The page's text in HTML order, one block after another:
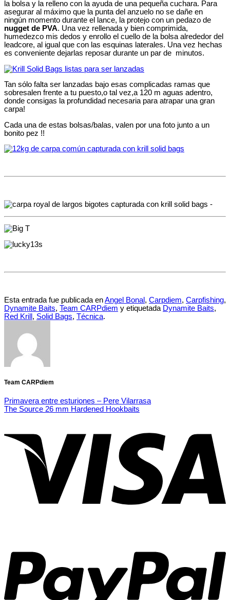
la bolsa y la relleno con la ayuda de una pequeña cuchara. Para
asegurar al máximo que la punta del anzuelo no se dañe en
ningún momento durante el lance, la protejo con un pedazo de
nugget de PVA. Una vez rellenada y bien comprimida,
humedezco mis dedos y enrollo el cuello de la bolsa alrededor del
leadcore, al igual que con las esquinas laterales. Una vez hechas
es conveniente dejarlas reposar durante un par de minutos.
Tan sólo falta ser lanzadas bajo esas complicadas ramas que
sobresalen frente a tu puesto,o tal vez,a 120 m aguas adentro,
donde consigas la profundidad necesaria para atrapar una gran
carpa!
Cada una de estas bolsas/balas, valen por una foto junto a un
bonito pez !!
Esta entrada fue publicada enAngel Bonal , Carpdiem, Carpfishing,
Dynamite Baits, Team CARPdiem y etiquetada Dynamite Baits,
Red Krill , Solid Bags, Técnica.
Team CARPdiem
Primavera entre esturiones – Pere Vilarrasa
The Source 26 mm Hardened Hookbaits